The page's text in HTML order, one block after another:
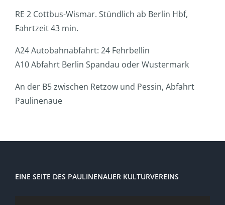
RE 2 Cottbus-Wismar. Stündlich ab Berlin Hbf,
Fahrtzeit 43 min.
A24 Autobahnabfahrt: 24 Fehrbellin
A10 Abfahrt Berlin Spandau oder Wustermark
An der B5 zwischen Retzow und Pessin, Abfahrt
Paulinenaue
EINE SEITE DES PAULINENAUER KULTURVEREINS